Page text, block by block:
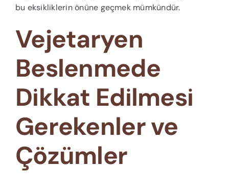
bu eksikliklerin önüne geçmek mümkündür.
Vejetaryen
Beslenmede
Dikkat Edilmesi
Gerekenler ve
Çözümler